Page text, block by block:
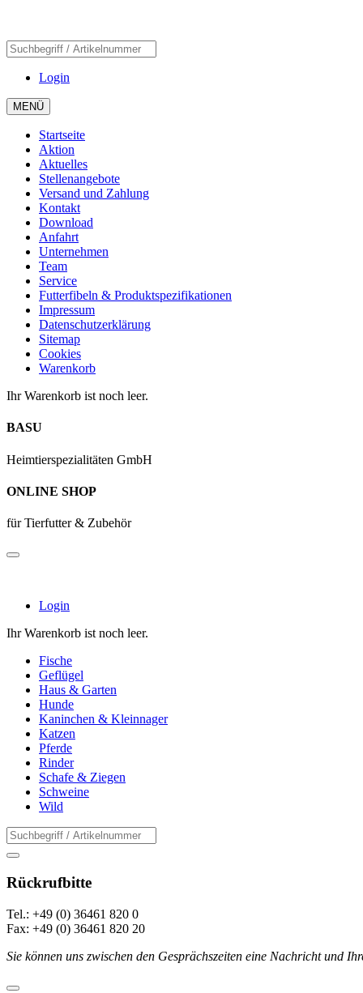
Login
MENÜ
Startseite
Aktion
Aktuelles
Stellenangebote
Versand und Zahlung
Kontakt
Download
Anfahrt
Unternehmen
Team
Service
Futterfibeln & Produktspezifikationen
Impressum
Datenschutzerklärung
Sitemap
Cookies
Warenkorb
Ihr Warenkorb ist noch leer.
BASU
Heimtierspezialitäten GmbH
ONLINE SHOP
für Tierfutter & Zubehör
Login
Ihr Warenkorb ist noch leer.
Fische
Geflügel
Haus & Garten
Hunde
Kaninchen & Kleinnager
Katzen
Pferde
Rinder
Schafe & Ziegen
Schweine
Wild
Rückrufbitte
Tel.: +49 (0) 36461 820 0
Fax: +49 (0) 36461 820 20
Sie können uns zwischen den Gesprächszeiten eine Nachricht und